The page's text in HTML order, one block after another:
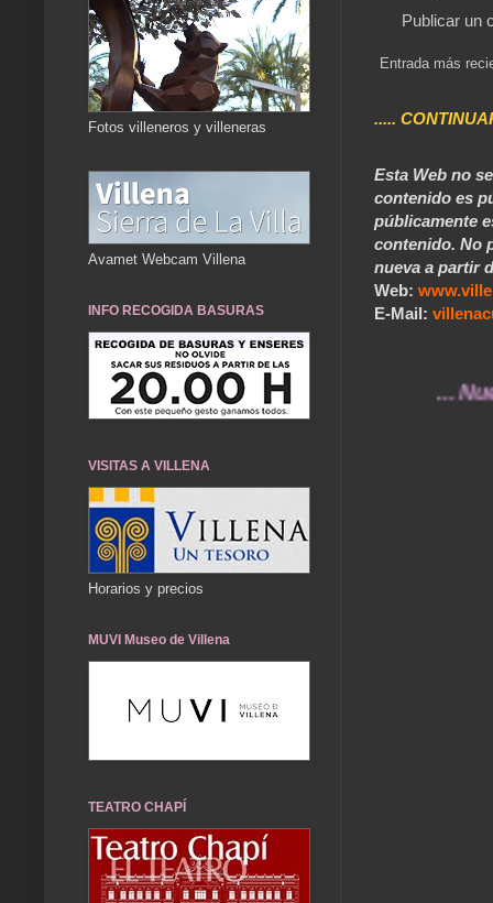
Publicar un
Entrada más
.....
Esta Web no
contenido es
públicamente
contenido. No
nueva a partir
Web:
E-Mail:
... Nuestros
Fotos villeneros y villeneras
Avamet Webcam Villena
INFO RECOGIDA BASURAS
VISITAS A VILLENA
Horarios y precios
MUVI Museo de Villena
TEATRO CHAPÍ